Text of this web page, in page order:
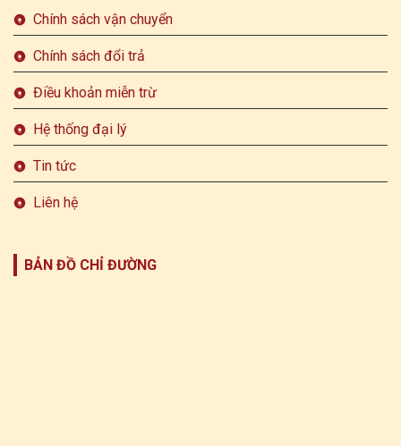
Chính sách vận chuyển
Chính sách đổi trả
Điều khoản miễn trừ
Hệ thống đại lý
Tin tức
Liên hệ
BẢN ĐỒ CHỈ ĐƯỜNG